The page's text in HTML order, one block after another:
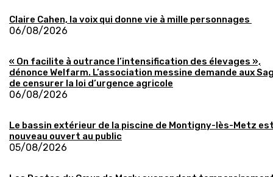
Claire Cahen, la voix qui donne vie à mille personnages
06/08/2026
« On facilite à outrance l’intensification des élevages »,
dénonce Welfarm. L’association messine demande aux
de censurer la loi d’urgence agricole
06/08/2026
Le bassin extérieur de la piscine de Montigny-lès-Metz
nouveau ouvert au public
05/08/2026